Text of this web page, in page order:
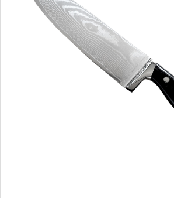
Vykosťovací nože41
Plátkovací nože27
Sekáčky a speciální nože